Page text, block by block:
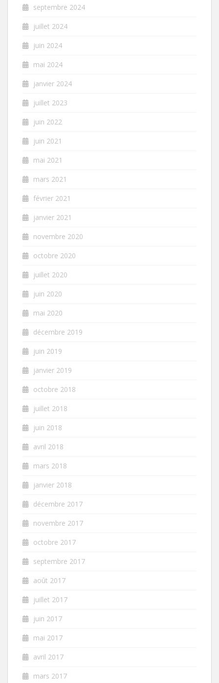
septembre 2024
juillet 2024
juin 2024
mai 2024
janvier 2024
juillet 2023
juin 2022
juin 2021
mai 2021
mars 2021
février 2021
janvier 2021
novembre 2020
octobre 2020
juillet 2020
juin 2020
mai 2020
décembre 2019
juin 2019
janvier 2019
octobre 2018
juillet 2018
juin 2018
avril 2018
mars 2018
janvier 2018
décembre 2017
novembre 2017
octobre 2017
septembre 2017
août 2017
juillet 2017
juin 2017
mai 2017
avril 2017
mars 2017